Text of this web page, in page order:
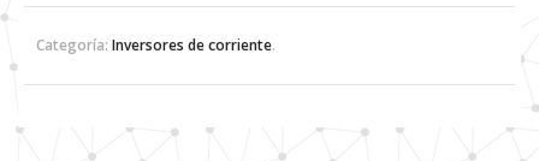
Categoría: Inversores de corriente.